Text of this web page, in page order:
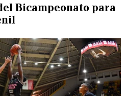
Bicampeonato para